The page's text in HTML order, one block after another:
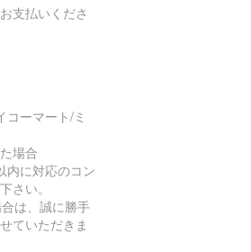
支払いくださ
コーマート/ミ
場合
内に対応のコン
さい。
は、誠に勝手
ていただきま